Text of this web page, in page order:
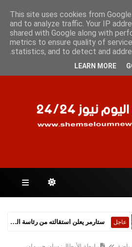
2026
عاجل ستارمر يعلن استقالته من رئاسة الحكومة البريطانية
This site uses cookies from
and to analyze traffic. Your IP
shared with Google along with
metrics to ensure quality of
statistics, and to detect and
LEARN MORE